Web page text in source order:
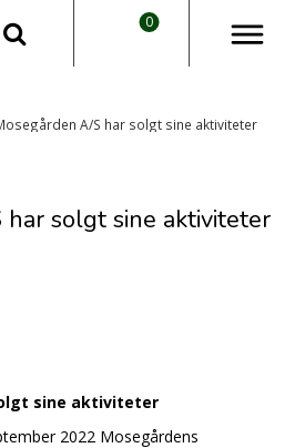
A/S har solgt sine aktiviteter
har solgt sine aktiviteter
sine aktiviteter
2022 Mosegårdens
0